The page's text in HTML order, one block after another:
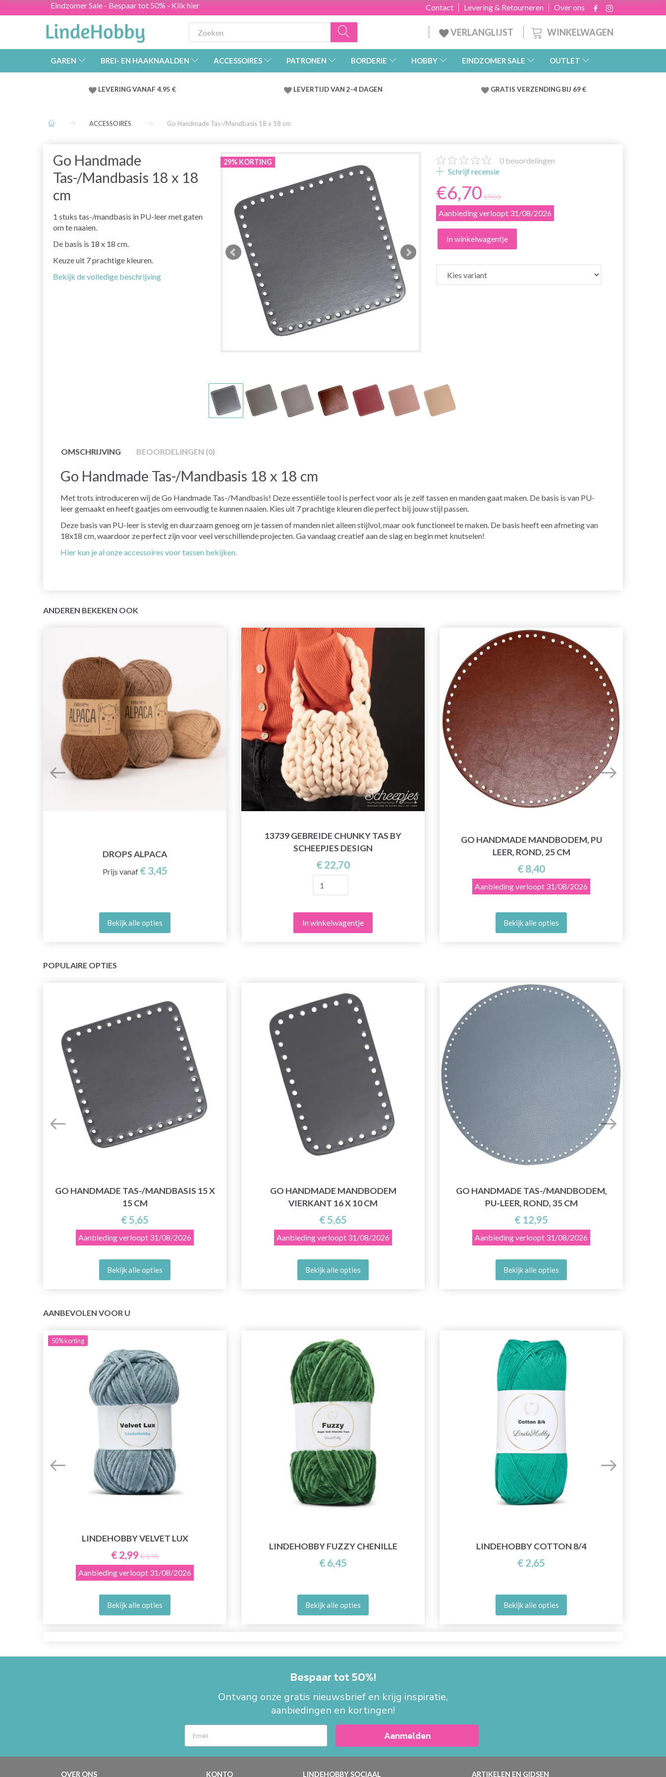
Eindzomer Sale - Bespaar tot 50% - Klik hier Over ons
Levering & Retourneren
Contact
WINKELWAGEN
VERLANGLIJST
GAREN BREI- EN HAAKNAALDEN ACCESSOIRES PATRONEN BORDERIE HOBBY EINDZOMER SALE OUTLET
LEVERING VANAF 4.95 € LEVERTIJD VAN 2-4 DAGEN GRATIS VERZENDING BIJ 69 €
ACCESSOIRES Go Handmade Tas-/Mandbasis 18 x 18 cm
Go Handmade
Tas-/Mandbasis 18 x 18
cm
1 stuks tas-/mandbasis in PU-leer met gaten
om te naaien.
De basis is 18 x 18 cm.
Keuze uit 7 prachtige kleuren.
Bekijk de volledige beschrijving
29% KORTING 0 beoordelingen
Schrijf recensie
€6,70 €9,55
Aanbieding verloopt 31/08/2026
In winkelwagentje
OMSCHRIJVING BEOORDELINGEN (0)
Go Handmade Tas-/Mandbasis 18 x 18 cm
Met trots introduceren wij de Go Handmade Tas-/Mandbasis! Deze essentiële tool is perfect voor als je zelf tassen en manden gaat maken. De basis is van PU-
leer gemaakt en heeft gaatjes om eenvoudig te kunnen naaien. Kies uit 7 prachtige kleuren die perfect bij jouw stijl passen.
Deze basis van PU-leer is stevig en duurzaam genoeg om je tassen of manden niet alleen stijlvol, maar ook functioneel te maken. De basis heeft een afmeting van
18x18 cm, waardoor ze perfect zijn voor veel verschillende projecten. Ga vandaag creatief aan de slag en begin met knutselen!
Hier kun je al onze accessoires voor tassen bekijken.
ANDEREN BEKEKEN OOK
DROPS ALPACA
Prijs vanaf € 3,45
Bekijk alle opties
13739 GEBREIDE CHUNKY TAS BY
SCHEEPJES DESIGN
€ 22,70
In winkelwagentje
GO HANDMADE MANDBODEM, PU
LEER, ROND, 25 CM
€ 8,40
Aanbieding verloopt 31/08/2026
Bekijk alle opties
POPULAIRE OPTIES
GO HANDMADE TAS-/MANDBASIS 15 X
15 CM
€ 5,65
Aanbieding verloopt 31/08/2026
Bekijk alle opties
GO HANDMADE MANDBODEM
VIERKANT 16 X 10 CM
€ 5,65
Aanbieding verloopt 31/08/2026
Bekijk alle opties
GO HANDMADE TAS-/MANDBODEM,
PU-LEER, ROND, 35 CM
€ 12,95
Aanbieding verloopt 31/08/2026
Bekijk alle opties
AANBEVOLEN VOOR U
50%korting
LINDEHOBBY VELVET LUX
€ 2,99 € 5,95
Aanbieding verloopt 31/08/2026
Bekijk alle opties
LINDEHOBBY FUZZY CHENILLE
€ 6,45
Bekijk alle opties
LINDEHOBBY COTTON 8/4
€ 2,65
Bekijk alle opties
Bespaar tot 50%!
Ontvang onze gratis nieuwsbrief en krijg inspiratie,
aanbiedingen en kortingen!
Aanmelden
OVER ONS KONTO LINDEHOBBY SOCIAAL ARTIKELEN EN GIDSEN